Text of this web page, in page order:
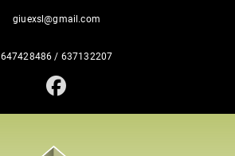
giuexsl@gmail.com
647428486 / 637132207